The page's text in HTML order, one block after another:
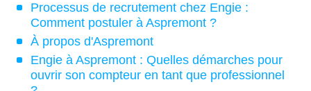
Processus de recrutement chez Engie :
Comment postuler à Aspremont ?
À propos d'Aspremont
Engie à Aspremont : Quelles démarches pour
ouvrir son compteur en tant que professionnel